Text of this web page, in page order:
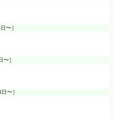
〜］
］
〜］